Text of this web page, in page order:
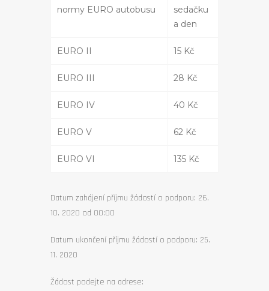
normy EURO autobusu
sedačku
a den
EURO II 15 Kč
EURO III 28 Kč
EURO IV 40 Kč
EURO V 62 Kč
EURO VI 135 Kč
Datum zahájení příjmu žádostí o podporu: 26.
10. 2020 od 00:00
Datum ukončení příjmu žádostí o podporu: 25.
11. 2020
Žádost podejte na adrese: